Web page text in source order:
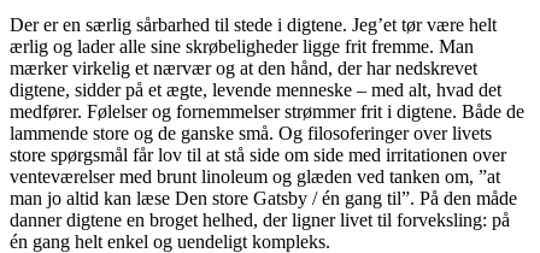
Der er en særlig sårbarhed til stede i digtene. Jeg’et tør være helt
ærlig og lader alle sine skrøbeligheder ligge frit fremme. Man
mærker virkelig et nærvær og at den hånd, der har nedskrevet
digtene, sidder på et ægte, levende menneske – med alt, hvad det
medfører. Følelser og fornemmelser strømmer frit i digtene. Både de
lammende store og de ganske små. Og filosoferinger over livets
store spørgsmål får lov til at stå side om side med irritationen over
venteværelser med brunt linoleum og glæden ved tanken om, ”at
man jo altid kan læse Den store Gatsby / én gang til”. På den måde
danner digtene en broget helhed, der ligner livet til forveksling: på
én gang helt enkel og uendeligt kompleks.